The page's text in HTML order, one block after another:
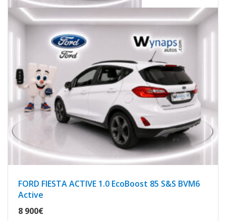
FORD FIESTA ACTIVE 1.0 EcoBoost 85 S&S BVM6
Active
8 900€